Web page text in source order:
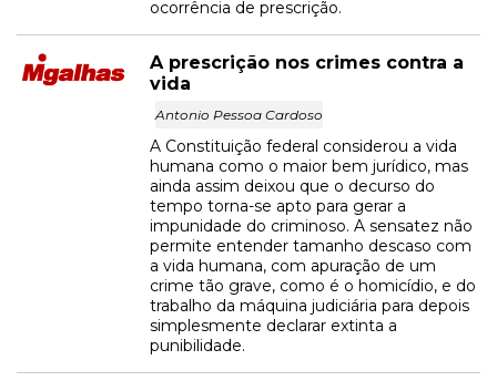
ocorrência de prescrição.
A prescrição nos crimes contra a
vida
Antonio Pessoa Cardoso
A Constituição federal considerou a vida
humana como o maior bem jurídico, mas
ainda assim deixou que o decurso do
tempo torna-se apto para gerar a
impunidade do criminoso. A sensatez não
permite entender tamanho descaso com
a vida humana, com apuração de um
crime tão grave, como é o homicídio, e do
trabalho da máquina judiciária para depois
simplesmente declarar extinta a
punibilidade.